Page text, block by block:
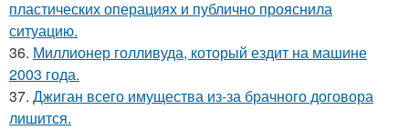
пластических операциях и публично прояснила
ситуацию.
36. Миллионер голливуда, который ездит на машине
2003 года.
37. Джиган всего имущества из-за брачного договора
лишится.